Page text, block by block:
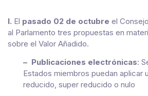
I. El pasado 02 de octubre el
al Parlamento tres propuestas en
sobre el Valor Añadido.
– Publicaciones electrónicas:
Estados miembros puedan aplicar
reducido, super reducido o nulo